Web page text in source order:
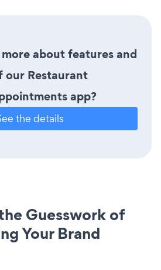
about features and
our Restaurant
app?
the details
Guesswork of
Your Brand